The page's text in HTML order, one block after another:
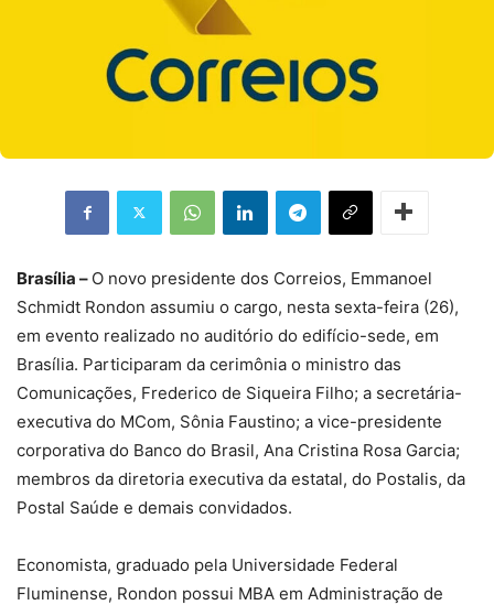
Brasília – O novo presidente dos Correios, Emmanoel
Schmidt Rondon assumiu o cargo, nesta sexta-feira (26),
em evento realizado no auditório do edifício-sede, em
Brasília. Participaram da cerimônia o ministro das
Comunicações, Frederico de Siqueira Filho; a secretária-
executiva do MCom, Sônia Faustino; a vice-presidente
corporativa do Banco do Brasil, Ana Cristina Rosa Garcia;
membros da diretoria executiva da estatal, do Postalis, da
Postal Saúde e demais convidados.
Economista, graduado pela Universidade Federal
Fluminense, Rondon possui MBA em Administração de